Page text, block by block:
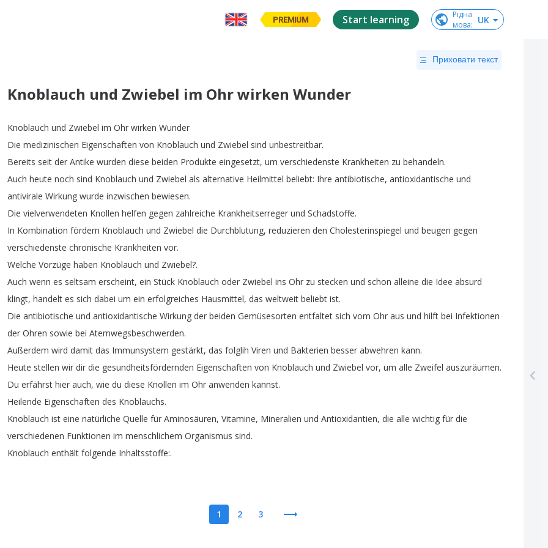
PREMIUM Start learning
Рідна
мова: UK
Приховати текст
Knoblauch und Zwiebel im Ohr wirken Wunder
Knoblauch und Zwiebel im Ohr wirken Wunder
Die medizinischen Eigenschaften von Knoblauch und Zwiebel sind unbestreitbar.
Bereits seit der Antike wurden diese beiden Produkte eingesetzt, um verschiedenste Krankheiten zu behandeln.
Auch heute noch sind Knoblauch und Zwiebel als alternative Heilmittel beliebt: Ihre antibiotische, antioxidantische und
antivirale Wirkung wurde inzwischen bewiesen.
Die vielverwendeten Knollen helfen gegen zahlreiche Krankheitserreger und Schadstoffe.
In Kombination fördern Knoblauch und Zwiebel die Durchblutung, reduzieren den Cholesterinspiegel und beugen gegen
verschiedenste chronische Krankheiten vor.
Welche Vorzüge haben Knoblauch und Zwiebel?.
Auch wenn es seltsam erscheint, ein Stück Knoblauch oder Zwiebel ins Ohr zu stecken und schon alleine die Idee absurd
klingt, handelt es sich dabei um ein erfolgreiches Hausmittel, das weltweit beliebt ist.
Die antibiotische und antioxidantische Wirkung der beiden Gemüsesorten entfaltet sich vom Ohr aus und hilft bei Infektionen
der Ohren sowie bei Atemwegsbeschwerden.
Außerdem wird damit das Immunsystem gestärkt, das folglih Viren und Bakterien besser abwehren kann.
Heute stellen wir dir die gesundheitsfördernden Eigenschaften von Knoblauch und Zwiebel vor, um alle Zweifel auszuräumen.
Du erfährst hier auch, wie du diese Knollen im Ohr anwenden kannst.
Heilende Eigenschaften des Knoblauchs.
Knoblauch ist eine natürliche Quelle für Aminosäuren, Vitamine, Mineralien und Antioxidantien, die alle wichtig für die
verschiedenen Funktionen im menschlichem Organismus sind.
Knoblauch enthält folgende Inhaltsstoffe:.
1 2 3